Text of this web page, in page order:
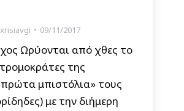
xrisiavgi 09/11/2017
Ωρύονται από χθες το
της
μπιστόλια» τους
με την διήμερη